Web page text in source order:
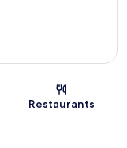
Restaurants